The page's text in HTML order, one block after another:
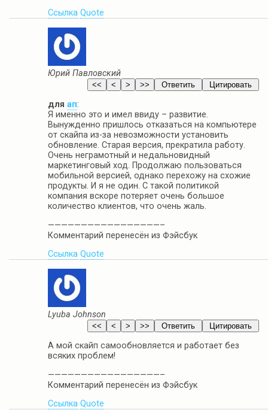
Ссылка Quote
Юрий Павловский
для ап:
Я именно это и имел ввиду – развитие.
Вынужденно пришлось отказаться на компьютере
от скайпа из-за невозможности установить
обновление. Старая версия, прекратила работу.
Очень неграмотный и недальновидный
маркетинговый ход. Продолжаю пользоваться
мобильной версией, однако перехожу на схожие
продукты. И я не один. С такой политикой
компания вскоре потеряет очень большое
количество клиентов, что очень жаль.
—————————————————–
Комментарий перенесён из Фэйсбук
Ссылка Quote
Lyuba Johnson
А мой скайп самообновляется и работает без
всяких проблем!
—————————————————–
Комментарий перенесён из Фэйсбук
Ссылка Quote